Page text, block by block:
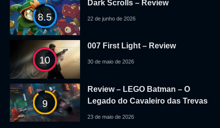
8.5
Dark Scrolls – Review
22 de junho de 2026
10
007 First Light – Review
30 de maio de 2026
9
Review – LEGO Batman – O
Legado do Cavaleiro das Trevas
23 de maio de 2026